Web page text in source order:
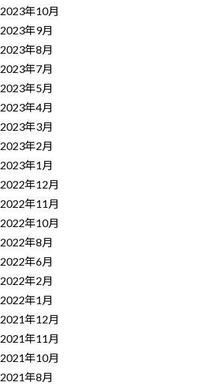
2023年10月
2023年9月
2023年8月
2023年7月
2023年5月
2023年4月
2023年3月
2023年2月
2023年1月
2022年12月
2022年11月
2022年10月
2022年8月
2022年6月
2022年2月
2022年1月
2021年12月
2021年11月
2021年10月
2021年8月